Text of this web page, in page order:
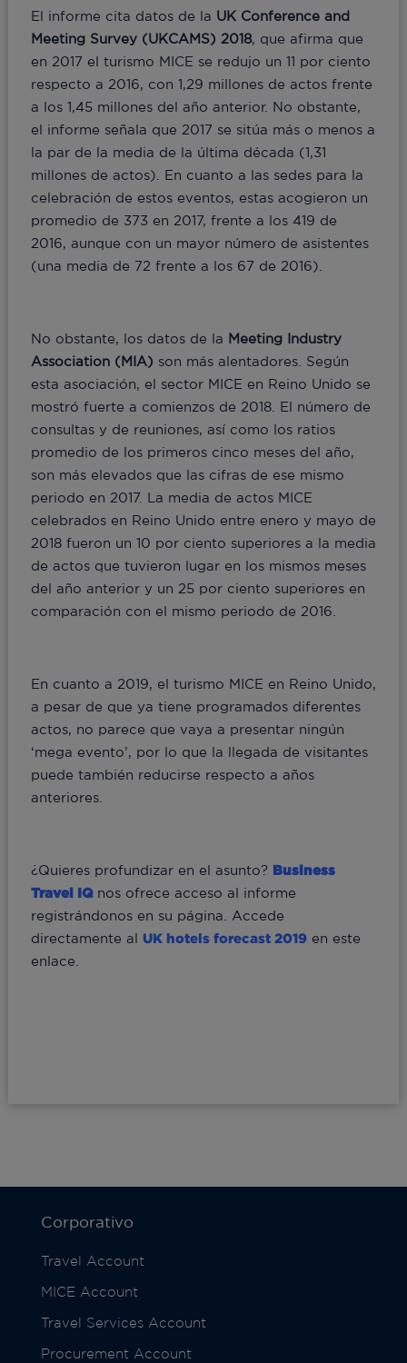
El informe cita datos de la UK Conference and
Meeting Survey (UKCAMS) 2018, que afirma que
en 2017 el turismo MICE se redujo un 11 por ciento
respecto a 2016, con 1,29 millones de actos frente
a los 1,45 millones del año anterior. No obstante,
el informe señala que 2017 se sitúa más o menos a
la par de la media de la última década (1,31
millones de actos). En cuanto a las sedes para la
celebración de estos eventos, estas acogieron un
promedio de 373 en 2017, frente a los 419 de
2016, aunque con un mayor número de asistentes
(una media de 72 frente a los 67 de 2016).
No obstante, los datos de la Meeting Industry
Association (MIA) son más alentadores. Según
esta asociación, el sector MICE en Reino Unido se
mostró fuerte a comienzos de 2018. El número de
consultas y de reuniones, así como los ratios
promedio de los primeros cinco meses del año,
son más elevados que las cifras de ese mismo
periodo en 2017. La media de actos MICE
celebrados en Reino Unido entre enero y mayo de
2018 fueron un 10 por ciento superiores a la media
de actos que tuvieron lugar en los mismos meses
del año anterior y un 25 por ciento superiores en
comparación con el mismo periodo de 2016.
En cuanto a 2019, el turismo MICE en Reino Unido,
a pesar de que ya tiene programados diferentes
actos, no parece que vaya a presentar ningún
‘mega evento’, por lo que la llegada de visitantes
puede también reducirse respecto a años
anteriores.
¿Quieres profundizar en el asunto? Business
Travel IQnos ofrece acceso al informe
registrándonos en su página. Accede
directamente al UK hotels forecast 2019en este
enlace.
Corporativo
Travel Account
MICE Account
Travel Services Account
Procurement Account